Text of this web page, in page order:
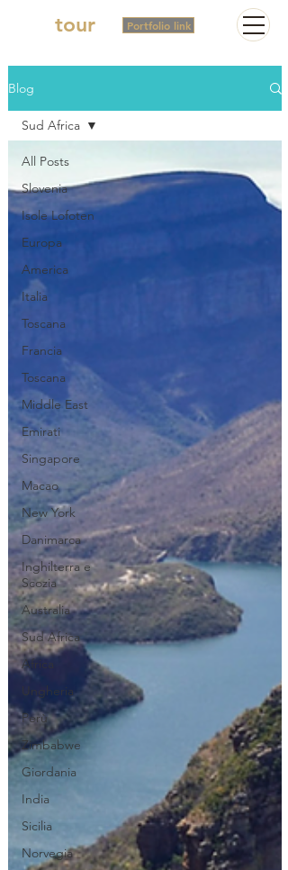
tour Portfolio link
Blog
All Posts
Slovenia
Isole Lofoten
Europa
America
Italia
Toscana
Francia
Toscana
Middle East
Emirati
Singapore
Macao
New York
Danimarca
Inghilterra e
Scozia
Australia
Sud Africa
Africa
Ungheria
Perù
Zimbabwe
Giordania
India
Sicilia
Norvegia
Sud Africa